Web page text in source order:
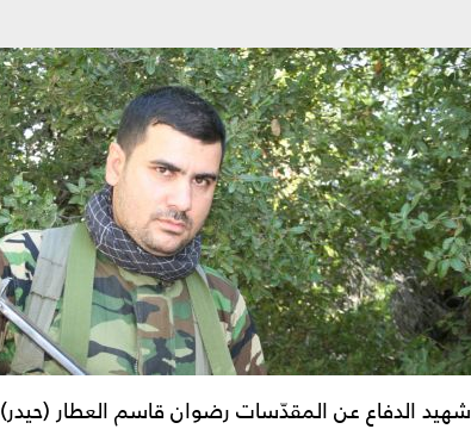
شهيد الدفاع عن المقدّسات رضوان قاسم العطار (حيدر)